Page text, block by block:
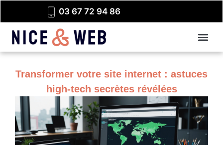
03 67 72 94 86
Transformer votre site internet : astuces
high-tech secrètes révélées